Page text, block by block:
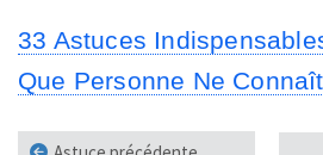
33 Astuces
Que Personne Ne